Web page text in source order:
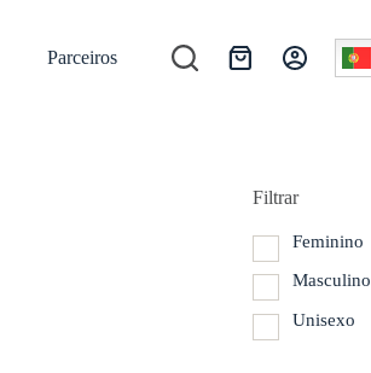
Parceiros
Carrinho
Filtrar
Feminino
Masculino
Unisexo